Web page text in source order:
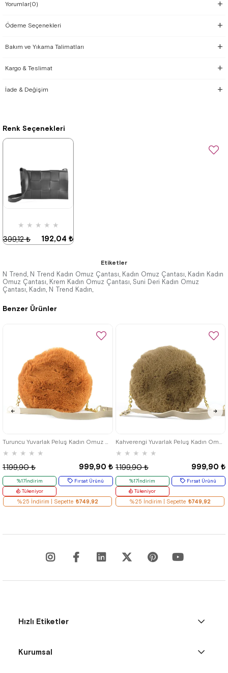
Benzer Ürünler
★ ★ ★ ★ ★
999,90 ₺
1.199,90 ₺
%17İndirim
Fırsat Ürünü
Tükeniyor
%25 İndirim | Sepette ₺749,92
★ ★ ★ ★ ★
999,90 ₺
1.199,90 ₺
%17İndirim
Fırsat Ürünü
Tükeniyor
%25 İndirim | Sepette ₺749,92
Yorumlar(0)
Ödeme Seçenekleri
Bakım ve Yıkama Talimatları
Kargo & Teslimat
İade & Değişim
Renk Seçenekleri
★ ★ ★ ★ ★
192,04 ₺
399,12 ₺
%52İndirim
Etiketler
N Trend , N Trend Kadın Omuz Çantası, Kadın Omuz Çantası, Kadın Kadın
Omuz Çantası, Krem Kadın Omuz Çantası, Suni Deri Kadın Omuz
Çantası, Kadın, N Trend Kadın,
Hızlı Etiketler
Kurumsal